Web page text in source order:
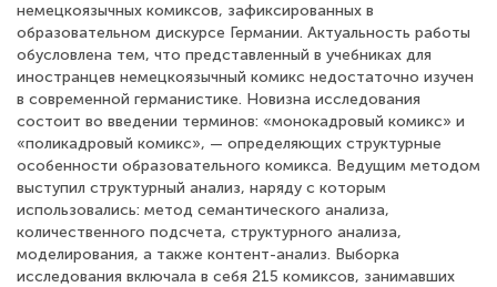
немецкоязычных комиксов, зафиксированных в
образовательном дискурсе Германии. Актуальность работы
обусловлена тем, что представленный в учебниках для
иностранцев немецкоязычный комикс недостаточно изучен
в современной германистике. Новизна исследования
состоит во введении терминов: «монокадровый комикс» и
«поликадровый комикс», — определяющих структурные
особенности образовательного комикса. Ведущим методом
выступил структурный анализ, наряду с которым
использовались: метод семантического анализа,
количественного подсчета, структурного анализа,
моделирования, а также контент-анализ. Выборка
исследования включала в себя 215 комиксов, занимавших